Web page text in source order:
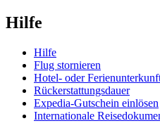
Hilfe
Hilfe
Flug stornieren
Hotel- oder
Rückerstattungsdauer
Expedia-Gutschein einlösen
Internationale